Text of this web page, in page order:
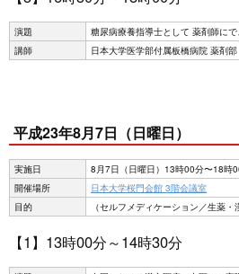
演題
糖尿病療養指導士として 薬剤師にで
講師
日本大学医学部付属板橋病院 薬剤
平成23年8月7日（日曜日）
実施日 8月7日（日曜日）13時00分〜18時
開催場所
日本大学桜門会館 3階会議室
目的
（セルフメディケーション／生薬
【1】13時00分～14時30分